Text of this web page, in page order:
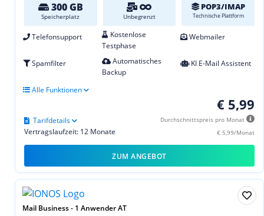
300 GB
Speicherplatz Unbegrenzt
POP3/IMAP
Technische Plattform
Telefonsupport
Kostenlose
Testphase
Webmailer
Spamfilter
Automatisches
Backup
KI E-Mail Assistent
Alle Funktionen
€ 5,99
Durchschnittspreis pro Monat
€ 5,99/Monat
Vertragslaufzeit: 12 Monate
Tarifdetails
ZUM ANGEBOT
Mail Business - 1 Anwender AT